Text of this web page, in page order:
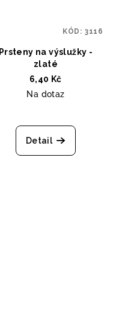
Prsteny na výslužky -
zlaté
6,40 Kč
Na dotaz
Detail
KÓD: 3116